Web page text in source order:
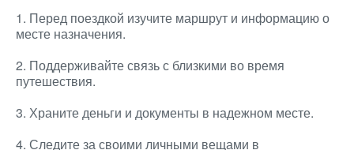
1. Перед поездкой изучите маршрут и информацию о
месте назначения.
2. Поддерживайте связь с близкими во время
путешествия.
3. Храните деньги и документы в надежном месте.
4. Следите за своими личными вещами в